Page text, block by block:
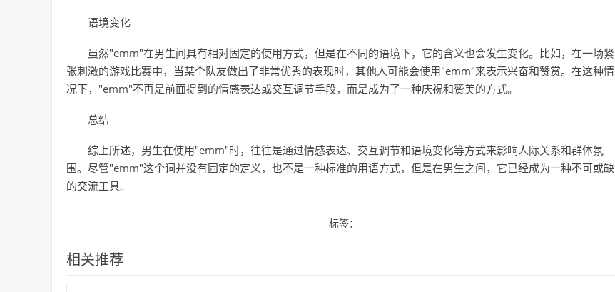
语境变化
虽然"emm"在男生间具有相对固定的使用方式，但是在不同的语境下，它的含义也会发生变化。比如，在一场紧
张刺激的游戏比赛中，当某个队友做出了非常优秀的表现时，其他人可能会使用"emm"来表示兴奋和赞赏。在这种情
况下，"emm"不再是前面提到的情感表达或交互调节手段，而是成为了一种庆祝和赞美的方式。
总结
综上所述，男生在使用"emm"时，往往是通过情感表达、交互调节和语境变化等方式来影响人际关系和群体氛
围。尽管"emm"这个词并没有固定的定义，也不是一种标准的用语方式，但是在男生之间，它已经成为一种不可或缺
的交流工具。
标签：
相关推荐